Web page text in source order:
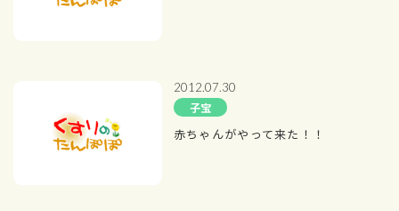
2012.07.30
子宝
赤ちゃんがやって来た！！